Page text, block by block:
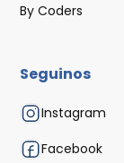
By Coders
Seguinos
Instagram
Facebook